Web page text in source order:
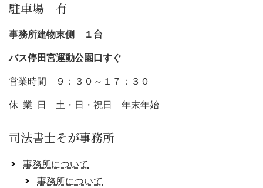
駐車場 有
事務所建物東側 １台
バス停田宮運動公園口すぐ
営業時間 ９：３０～１７：３０
休 業 日 土・日・祝日 年末年始
司法書士そが事務所
事務所について
事務所について